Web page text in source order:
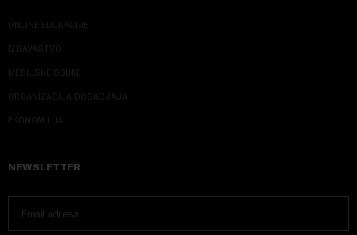
ONLINE EDUKACIJE
IZDAVAŠTVO
MEDIJSKE OBUKE
ORGANIZACIJA DOGADJAJA
EKONOM I JA
NEWSLETTER